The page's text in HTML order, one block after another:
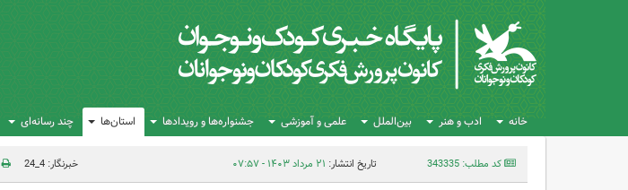
خانه ادب و هنر بین‌الملل علمی و آموزشی جشنواره‌ها و رویدادها استان‌ها چند رسانه‌ای
کد مطلب: 343335 تاریخ انتشار: ۲۱ مرداد ۱۴۰۳ - ۰۷:۵۷ خبرنگار: 4_24